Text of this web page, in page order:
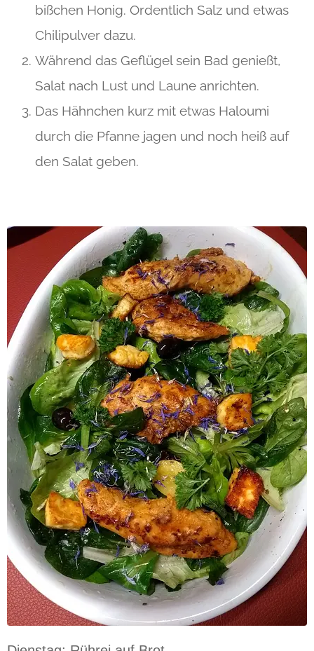
bißchen Honig. Ordentlich Salz und etwas
Chilipulver dazu.
Während das Geflügel sein Bad genießt,
Salat nach Lust und Laune anrichten.
Das Hähnchen kurz mit etwas Haloumi
durch die Pfanne jagen und noch heiß auf
den Salat geben.